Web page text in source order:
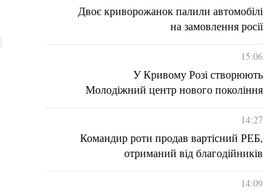
Двоє криворожанок палили автомобілі
на замовлення росії
15:06
У Кривому Розі створюють
Молодіжний центр нового покоління
14:27
Командир роти продав вартісний РЕБ,
отриманий від благодійників
14:09